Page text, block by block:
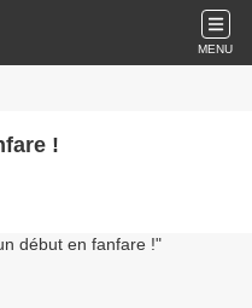
MENU
!